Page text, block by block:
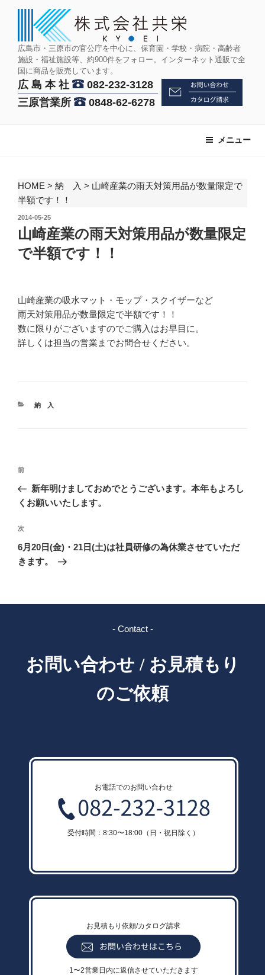
広島市・三原市の官公庁を中心に、保育園・学校・病院・高齢者
施設・福祉施設等、約900件をフォロー。インターネット通販で全
国に商品を販売しています。
広 島 本 社
082-232-3128
三原営業所
0848-62-6278
メニュー
HOME > 納 入 > 山崎産業の雨天対策用品が数量限定で
半額です！！
投
日:
2014-05-25
山崎産業の雨天対策用品が数量限定
で半額です！！
山崎産業の吸水マット・モップ・スクイザーなど
雨天対策用品が数量限定で半額です！！
数に限りがございますのでご購入はお早目に。
詳しくは担当の営業までお問合せください。
カ
納 入
投
ナ
ゲ
ー
シ
前
の
投
前
新年明けましておめでとうございます。本年もよろし
くお願いいたします。
次
の
投
次
6月20日(金)・21日(土)は社員研修の為休業させていただ
きます。
- Contact -
お問い合わせ / お見積もり
のご依頼
お電話でのお問い合わせ
受付時間：8:30〜18:00（日・祝日除く）
お見積もり依頼/カタログ請求
1〜2営業日内に返信させていただきます